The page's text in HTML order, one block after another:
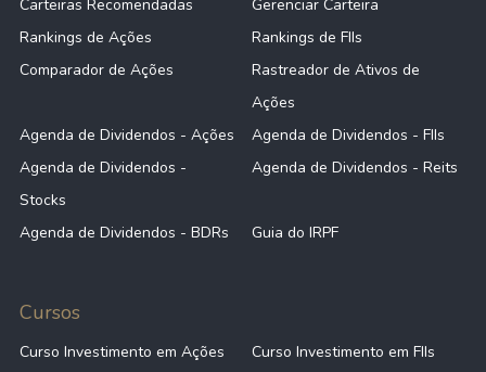
Carteiras Recomendadas
Gerenciar Carteira
Rankings de Ações
Rankings de FIIs
Comparador de Ações
Rastreador de Ativos de
Ações
Agenda de Dividendos - Ações
Agenda de Dividendos - FIIs
Agenda de Dividendos -
Stocks
Agenda de Dividendos - Reits
Agenda de Dividendos - BDRs Guia do IRPF
Cursos
Curso Investimento em Ações
Curso Investimento em FIIs